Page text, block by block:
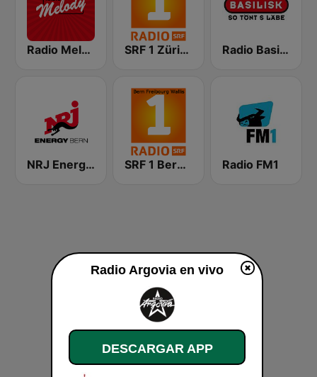
Radio Melody Schweiz SRF 1 Zürich Schaffhausen Radio Basilisk
NRJ Energy Bern SRF 1 Bern Freibourg Wallis Radio FM1
Radio Argovia en vivo
DESCARGAR APP